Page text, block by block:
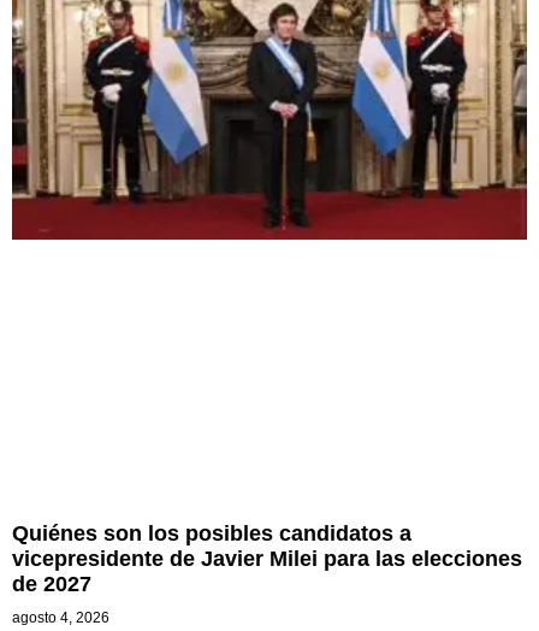
Quiénes son los posibles candidatos a
vicepresidente de Javier Milei para las elecciones
de 2027
agosto 4, 2026